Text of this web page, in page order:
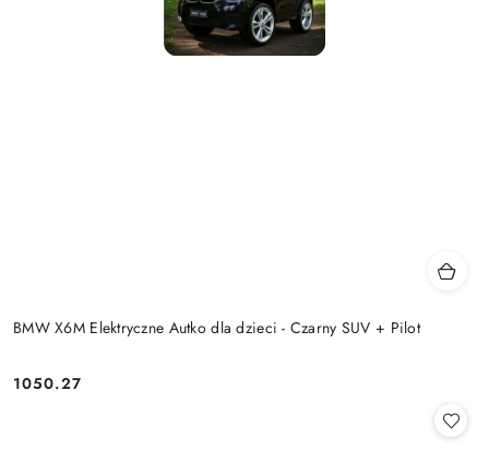
BMW X6M Elektryczne Autko dla dzieci - Czarny SUV + Pilot
Cena:
1050.27